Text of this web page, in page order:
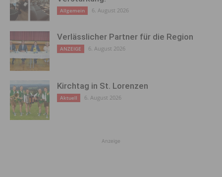
Allgemein 6. August 2026
Verlässlicher Partner für die Region
ANZEIGE 6. August 2026
Kirchtag in St. Lorenzen
Aktuell 6. August 2026
Anzeige